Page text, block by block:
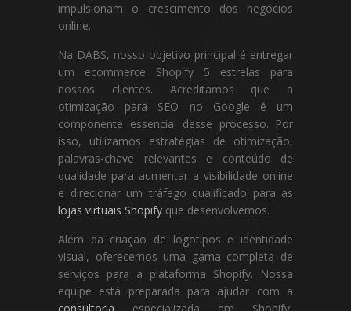
impulsionam o crescimento dos negócios
online.
Na DABS, nosso objetivo principal é entregar
um ecommerce Shopify 5 estrelas para
nossos clientes. Acreditamos que a
otimização para SEO no Google é um
componente essencial desse processo. Por
isso, utilizamos estratégias de otimização,
palavras-chave relevantes e conteúdo de
qualidade para aumentar a visibilidade online
e direcionar um tráfego qualificado para as
lojas virtuais Shopify que desenvolvemos.
Além da criação de logotipos e identidade
visual, oferecemos uma gama completa de
serviços para a plataforma Shopify. Nossa
equipe está preparada para ajudar com a